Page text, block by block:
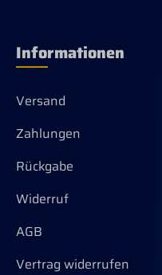
Informationen
Versand
Zahlungen
Rückgabe
Widerruf
AGB
Vertrag widerrufen